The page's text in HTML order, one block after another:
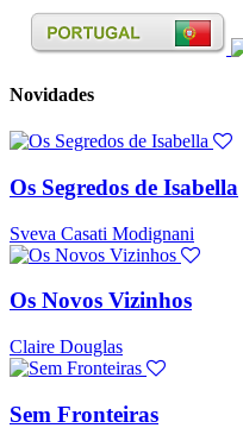
Novidades
Os Segredos de Isabella
Sveva Casati Modignani
Os Novos Vizinhos
Claire Douglas
Sem Fronteiras